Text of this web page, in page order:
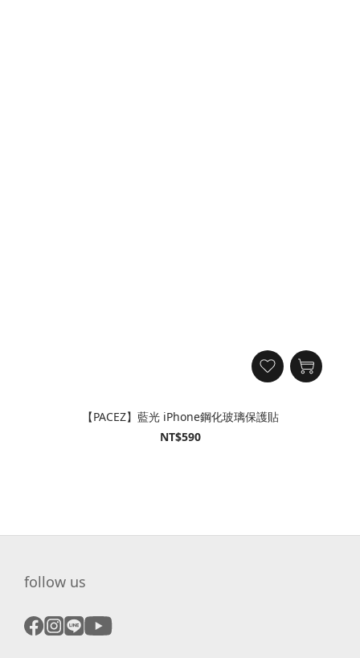
【PACEZ】藍光 iPhone鋼化玻璃保護貼
NT$590
follow us